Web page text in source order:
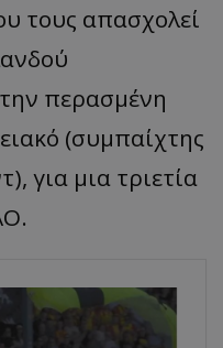
τους απασχολεί
περασμένη
(συμπαίχτης
για μια τριετία